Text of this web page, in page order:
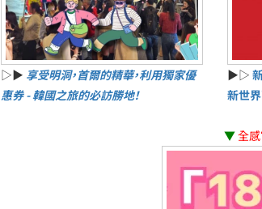
▷▶ 享受明洞，首爾的精華，利用獨家優
惠券 - 韓國之旅的必訪勝地！
▶▷
新世
▼全感